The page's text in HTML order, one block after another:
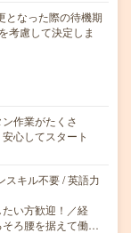
なった際の待機期
考慮して決定しま
作業がたくさ
心してスタート
スキル不要 / 英語力
い方歓迎！／経
ろ腰を据えて働…